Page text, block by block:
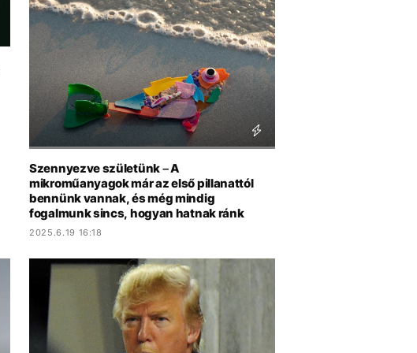
Szennyezve születünk – A
mikroműanyagok már az első pillanattól
bennünk vannak, és még mindig
fogalmunk sincs, hogyan hatnak ránk
2025.6.19 16:18